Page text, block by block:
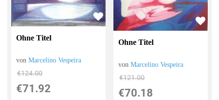
Ohne Titel
vonMarcelino Vespeira
€124.00
€71.92
Ohne Titel
vonMarcelino Vespeira
€121.00
€70.18